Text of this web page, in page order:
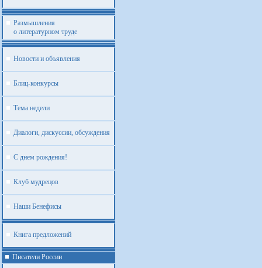
Размышления
о литературном труде
Новости и объявления
Блиц-конкурсы
Тема недели
Диалоги, дискуссии, обсуждения
С днем рождения!
Клуб мудрецов
Наши Бенефисы
Книга предложений
Писатели России